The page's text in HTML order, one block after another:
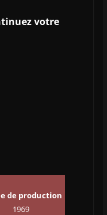
votre
de production
1969